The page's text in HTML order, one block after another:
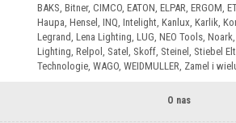
BAKS, Bitner, CIMCO, EATON, ELPAR, ERGOM,
Haupa, Hensel, INQ, Intelight, Kanlux, Karlik,
Legrand, Lena Lighting, LUG, NEO Tools,
Lighting, Relpol, Satel, Skoff, Steinel, Stiebel
Technologie, WAGO, WEIDMULLER, Zamel i
O nas